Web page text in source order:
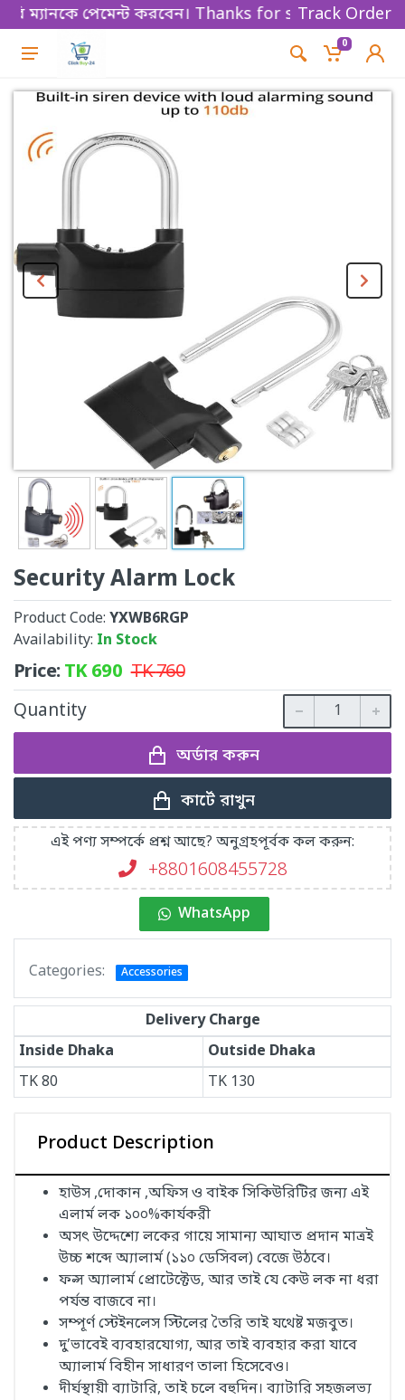
পেমেন্ট করবেন। Thanks for shopping!Track Order
0
Security Alarm Lock
Product Code: YXWB6RGP
Availability: In Stock
Price:TK690 TK760
Quantity
অর্ডার করুন
কার্টে রাখুন
এই পণ্য সম্পর্কে প্রশ্ন আছে? অনুগ্রহপূর্বক কল করুন:
+8801608455728
WhatsApp
Categories: Accessories
Delivery Charge
Inside Dhaka
Outside Dhaka
TK80 TK 130
Product Description
হাউস ,দোকান ,অফিস ও বাইক সিকিউরিটির জন্য এই
এলার্ম লক ১০০%কার্যকরী
অসৎ উদ্দেশ্যে লকের গায়ে সামান্য আঘাত প্রদান মাত্রই
উচ্চ শব্দে অ্যালার্ম (১১০ ডেসিবল) বেজে উঠবে।
ফল্স অ্যালার্ম প্রোটেক্টেড, আর তাই যে কেউ লক না ধরা
পর্যন্ত বাজবে না।
সম্পূর্ণ স্টেইনলেস স্টিলের তৈরি তাই যথেষ্ট মজবুত।
দু’ভাবেই ব্যবহারযোগ্য, আর তাই ব্যবহার করা যাবে
অ্যালার্ম বিহীন সাধারণ তালা হিসেবেও।
দীর্ঘস্থায়ী ব্যাটারি, তাই চলে বহুদিন। ব্যাটারি সহজলভ্য